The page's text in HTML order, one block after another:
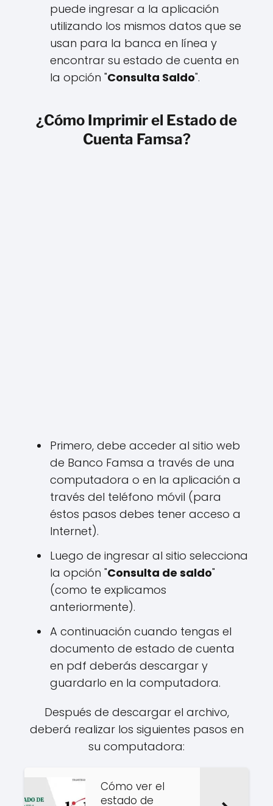
puede ingresar a la aplicación
utilizando los mismos datos que se
usan para la banca en línea y
encontrar su estado de cuenta en
la opción "Consulta Saldo".
¿Cómo Imprimir el Estado de
Cuenta Famsa?
Primero, debe acceder al sitio web
de Banco Famsa a través de una
computadora o en la aplicación a
través del teléfono móvil (para
éstos pasos debes tener acceso a
Internet).
Luego de ingresar al sitio selecciona
la opción "Consulta de saldo"
(como te explicamos
anteriormente).
A continuación cuando tengas el
documento de estado de cuenta
en pdf deberás descargar y
guardarlo en la computadora.
Después de descargar el archivo,
deberá realizar los siguientes pasos en
su computadora:
Cómo ver el
estado de